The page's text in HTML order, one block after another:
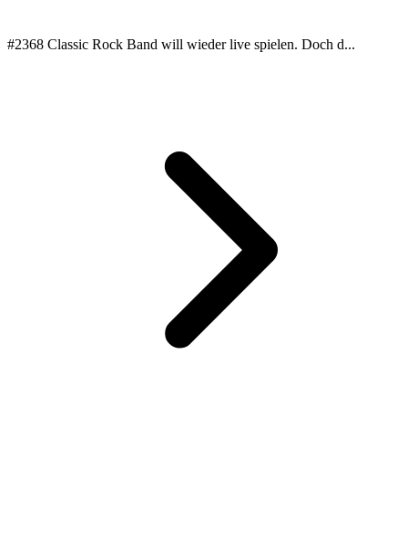
#2368 Classic Rock Band will wieder live spielen. Doch d...